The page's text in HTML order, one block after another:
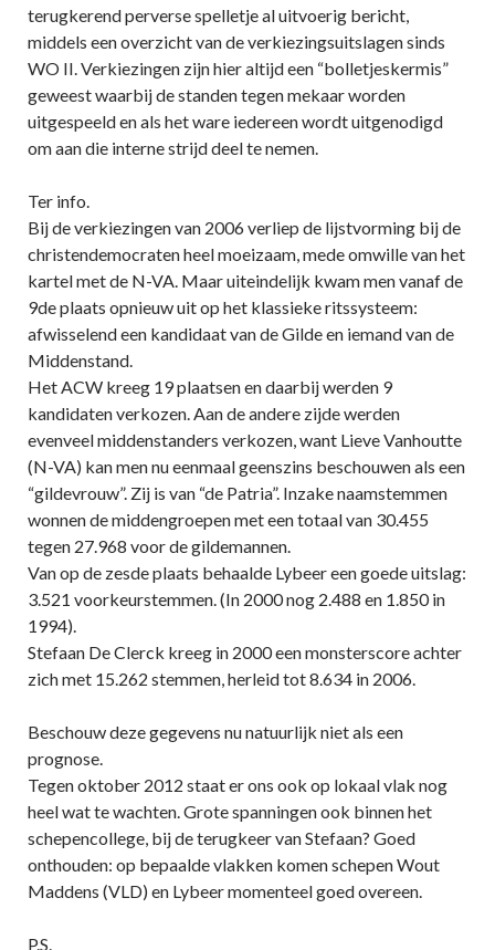
terugkerend perverse spelletje al uitvoerig bericht,
middels een overzicht van de verkiezingsuitslagen sinds
WO II. Verkiezingen zijn hier altijd een “bolletjeskermis”
geweest waarbij de standen tegen mekaar worden
uitgespeeld en als het ware iedereen wordt uitgenodigd
om aan die interne strijd deel te nemen.
Ter info.
Bij de verkiezingen van 2006 verliep de lijstvorming bij de
christendemocraten heel moeizaam, mede omwille van het
kartel met de N-VA. Maar uiteindelijk kwam men vanaf de
9de plaats opnieuw uit op het klassieke ritssysteem:
afwisselend een kandidaat van de Gilde en iemand van de
Middenstand.
Het ACW kreeg 19 plaatsen en daarbij werden 9
kandidaten verkozen. Aan de andere zijde werden
evenveel middenstanders verkozen, want Lieve Vanhoutte
(N-VA) kan men nu eenmaal geenszins beschouwen als een
“gildevrouw”. Zij is van “de Patria”. Inzake naamstemmen
wonnen de middengroepen met een totaal van 30.455
tegen 27.968 voor de gildemannen.
Van op de zesde plaats behaalde Lybeer een goede uitslag:
3.521 voorkeurstemmen. (In 2000 nog 2.488 en 1.850 in
1994).
Stefaan De Clerck kreeg in 2000 een monsterscore achter
zich met 15.262 stemmen, herleid tot 8.634 in 2006.
Beschouw deze gegevens nu natuurlijk niet als een
prognose.
Tegen oktober 2012 staat er ons ook op lokaal vlak nog
heel wat te wachten. Grote spanningen ook binnen het
schepencollege, bij de terugkeer van Stefaan? Goed
onthouden: op bepaalde vlakken komen schepen Wout
Maddens (VLD) en Lybeer momenteel goed overeen.
P.S.